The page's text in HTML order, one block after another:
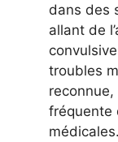
dans des
allant de
troubles
fréquente